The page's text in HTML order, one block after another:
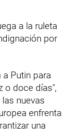
a la ruleta
por
Putin para
o doce días",
nuevas
enfrenta
una